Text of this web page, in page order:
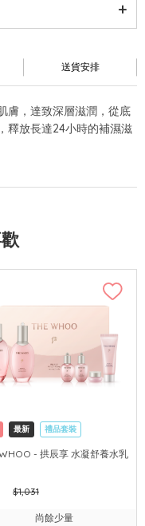
送貨安排
膚，達致深層滋潤，從底
釋放長達24小時的補濕滋
最新 禮品套裝
取 可中國內地配送
- 拱辰享 水凝舒養水乳
$1,031
尚餘少量